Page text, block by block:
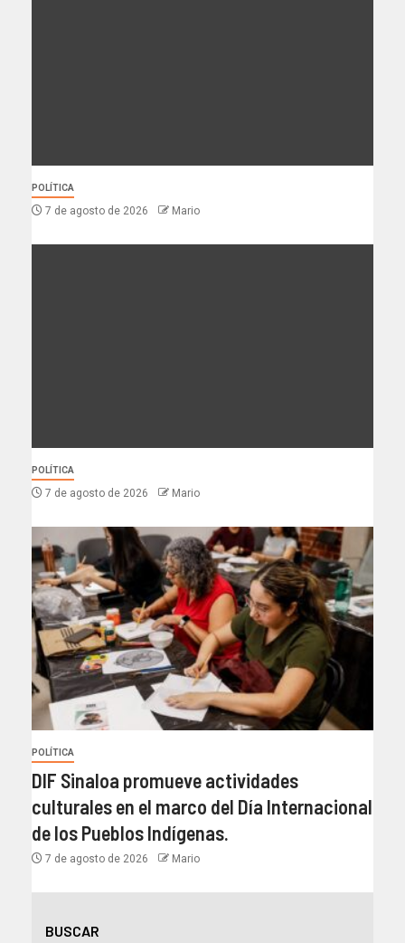
POLÍTICA
7 de agosto de 2026 Mario
POLÍTICA
7 de agosto de 2026 Mario
POLÍTICA
DIF Sinaloa promueve actividades
culturales en el marco del Día Internacional
de los Pueblos Indígenas.
7 de agosto de 2026 Mario
BUSCAR